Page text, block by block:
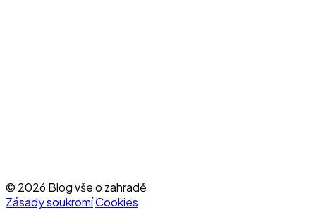
© 2026 Blog vše o zahradě
Zásady soukromíCookies